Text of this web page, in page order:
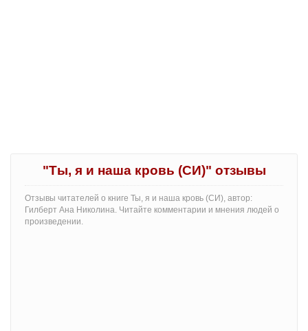
"Ты, я и наша кровь (СИ)" отзывы
Отзывы читателей о книге Ты, я и наша кровь (СИ), автор:
Гилберт Ана Николина. Читайте комментарии и мнения людей о
произведении.